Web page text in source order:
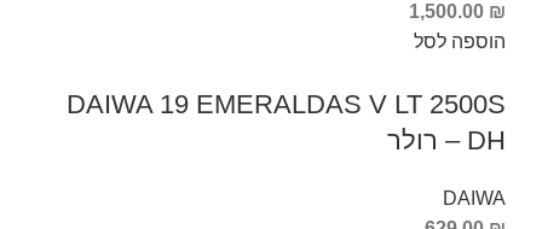
1,500.00 ₪
הוספה לסל
DAIWA 19 EMERALDAS V LT 2500S
DH – רולר
DAIWA